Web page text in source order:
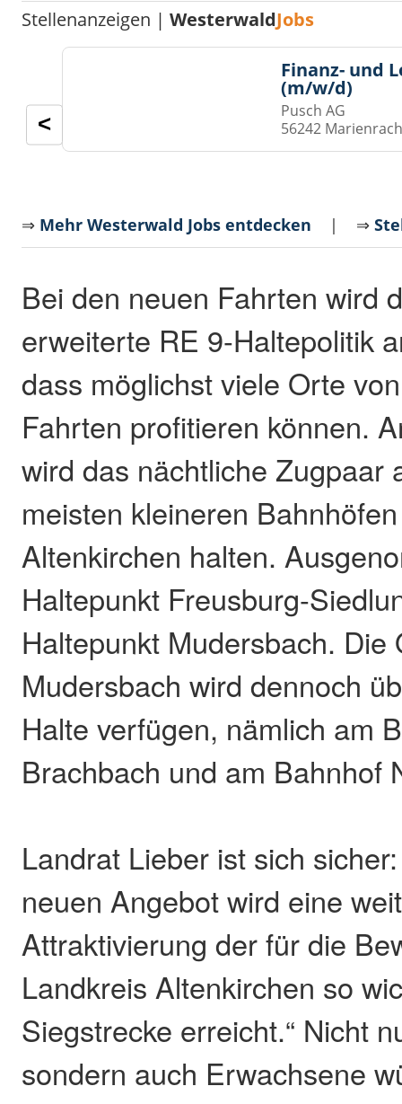
Stellenanzeigen |WesterwaldJobs
Finanz- und
(m/w/d)
Pusch AG
56242
<
⇒ Mehr Westerwald Jobs entdecken | ⇒
Bei den neuen Fahrten wird
erweiterte RE 9-Haltepolitik
dass möglichst viele Orte
Fahrten profitieren können.
wird das nächtliche Zugpaar
meisten kleineren
Altenkirchen halten.
Haltepunkt Freusburg-
Haltepunkt Mudersbach. Die
Mudersbach wird dennoch
Halte verfügen, nämlich am
Brachbach und am Bahnhof
Landrat Lieber ist sich
neuen Angebot wird eine
Attraktivierung der für die
Landkreis Altenkirchen so
Siegstrecke erreicht.“ Nicht
sondern auch Erwachsene